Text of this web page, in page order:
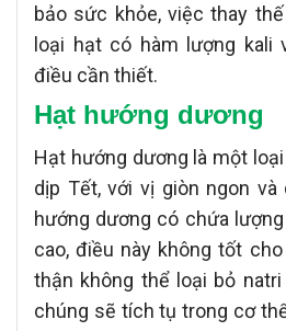
bảo sức khỏe, việc thay
loại hạt có hàm lượng kali
điều cần thiết.
Hạt hướng dương
Hạt hướng dương là một
dịp Tết, với vị giòn ngon và
hướng dương có chứa
cao, điều này không tốt
thận không thể loại bỏ
chúng sẽ tích tụ trong cơ